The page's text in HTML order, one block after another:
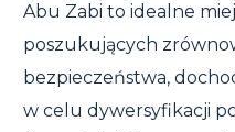
Abu Zabi to idealne
poszukujących
bezpieczeństwa,
w celu dywersyfikacji